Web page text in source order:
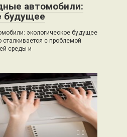
автомобили:
будущее
экологическое будущее
с проблемой
среды и
0